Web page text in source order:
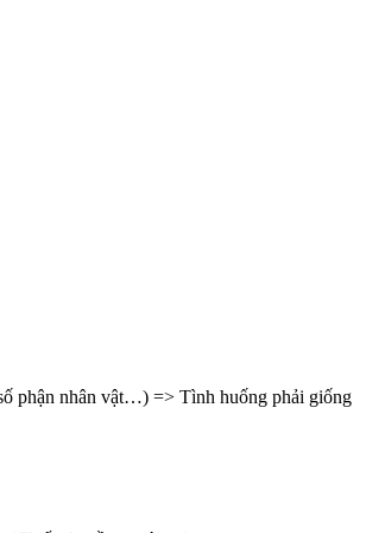
phận nhân vật…) => Tình huống phải giống